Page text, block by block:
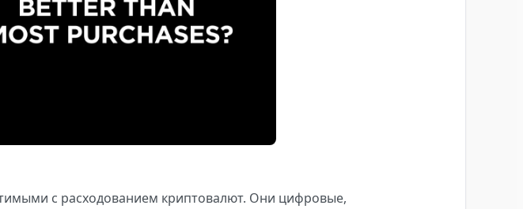
с расходованием криптовалют. Они цифровые,